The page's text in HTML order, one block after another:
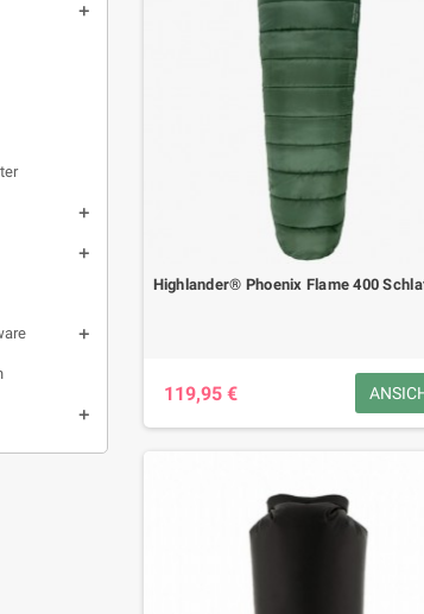





Highlander® Phoenix Flame 400
119,95 €